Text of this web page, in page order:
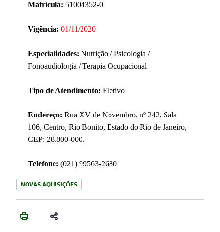
Matrícula: 51004352-0
Vigência: 01/11/2020
Especialidades: Nutrição / Psicologia /
Fonoaudiologia / Terapia Ocupacional
Tipo de Atendimento: Eletivo
Endereço: Rua XV de Novembro, nº 242, Sala
106, Centro, Rio Bonito, Estado do Rio de Janeiro,
CEP: 28.800-000.
Telefone: (021) 99563-2680
NOVAS AQUISIÇÕES